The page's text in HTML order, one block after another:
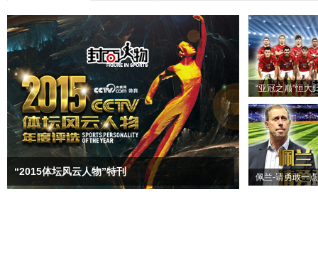
“2015体坛风云人物”特刊
“亚冠之巅”恒大
佩兰-请勇敢一点